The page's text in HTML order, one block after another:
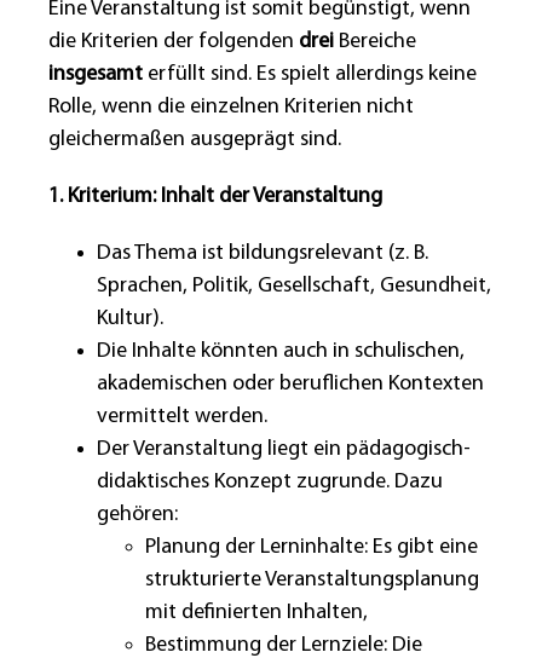
Eine Veranstaltung ist somit begünstigt, wenn
die Kriterien der folgenden drei Bereiche
insgesamt erfüllt sind. Es spielt allerdings keine
Rolle, wenn die einzelnen Kriterien nicht
gleichermaßen ausgeprägt sind.
1. Kriterium: Inhalt der Veranstaltung
Das Thema ist bildungsrelevant (z. B.
Sprachen, Politik, Gesellschaft, Gesundheit,
Kultur).
Die Inhalte könnten auch in schulischen,
akademischen oder beruflichen Kontexten
vermittelt werden.
Der Veranstaltung liegt ein pädagogisch-
didaktisches Konzept zugrunde. Dazu
gehören:
Planung der Lerninhalte: Es gibt eine
strukturierte Veranstaltungsplanung
mit definierten Inhalten,
Bestimmung der Lernziele: Die